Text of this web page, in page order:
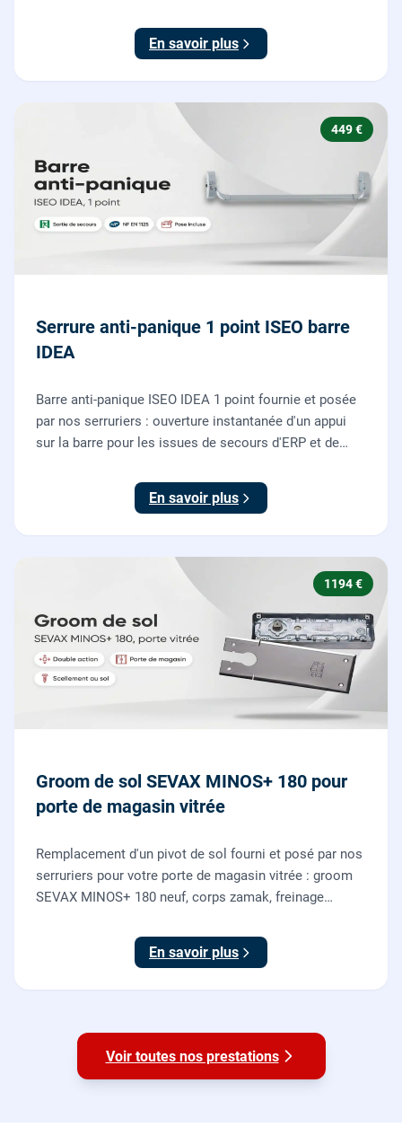
En savoir plus
449 €
Serrure anti-panique 1 point ISEO barre
IDEA
Barre anti-panique ISEO IDEA 1 point fournie et posée
par nos serruriers : ouverture instantanée d'un appui
sur la barre pour les issues de secours d'ERP et de
En savoir plus
1194 €
Groom de sol SEVAX MINOS+ 180 pour
porte de magasin vitrée
Remplacement d'un pivot de sol fourni et posé par nos
serruriers pour votre porte de magasin vitrée : groom
SEVAX MINOS+ 180 neuf, corps zamak, freinage
sol, réglage et essais. 995 euros HT (1194 TTC).
En savoir plus
Voir toutes nos prestations